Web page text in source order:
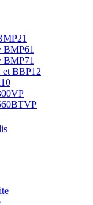
BMP61
BMP71
et BBP12